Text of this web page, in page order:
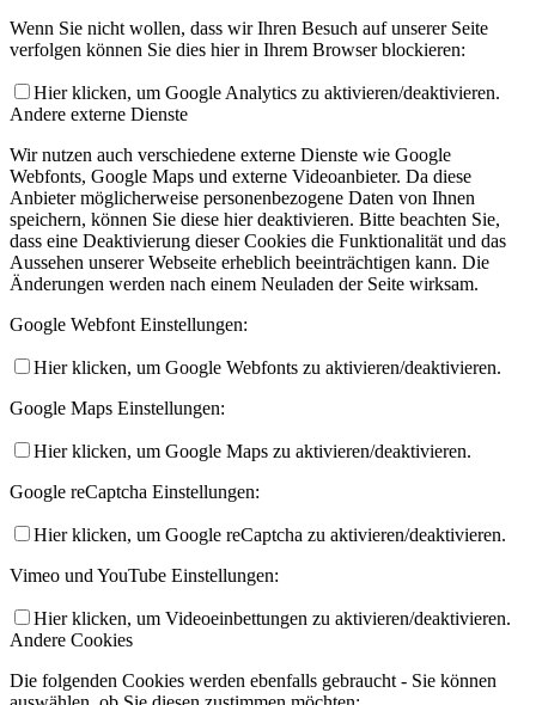
Wenn Sie nicht wollen, dass wir Ihren Besuch auf unserer Seite
verfolgen können Sie dies hier in Ihrem Browser blockieren:
Hier klicken, um Google Analytics zu aktivieren/deaktivieren.
Andere externe Dienste
Wir nutzen auch verschiedene externe Dienste wie Google
Webfonts, Google Maps und externe Videoanbieter. Da diese
Anbieter möglicherweise personenbezogene Daten von Ihnen
speichern, können Sie diese hier deaktivieren. Bitte beachten Sie,
dass eine Deaktivierung dieser Cookies die Funktionalität und das
Aussehen unserer Webseite erheblich beeinträchtigen kann. Die
Änderungen werden nach einem Neuladen der Seite wirksam.
Google Webfont Einstellungen:
Hier klicken, um Google Webfonts zu aktivieren/deaktivieren.
Google Maps Einstellungen:
Hier klicken, um Google Maps zu aktivieren/deaktivieren.
Google reCaptcha Einstellungen:
Hier klicken, um Google reCaptcha zu aktivieren/deaktivieren.
Vimeo und YouTube Einstellungen:
Hier klicken, um Videoeinbettungen zu aktivieren/deaktivieren.
Andere Cookies
Die folgenden Cookies werden ebenfalls gebraucht - Sie können